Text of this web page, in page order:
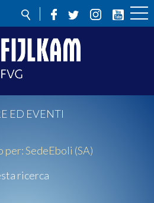
ED EVENTI
per:SedeEboli (SA)
ricerca